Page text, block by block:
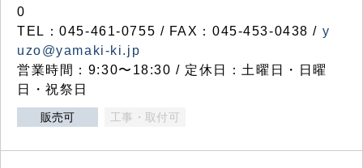
0
TEL：045-461-0755 / FAX：045-453-0438 / y
uzo@yamaki-ki.jp
営業時間：9:30〜18:30 / 定休日：土曜日・日曜
日・祝祭日
販売可 工事・取付可